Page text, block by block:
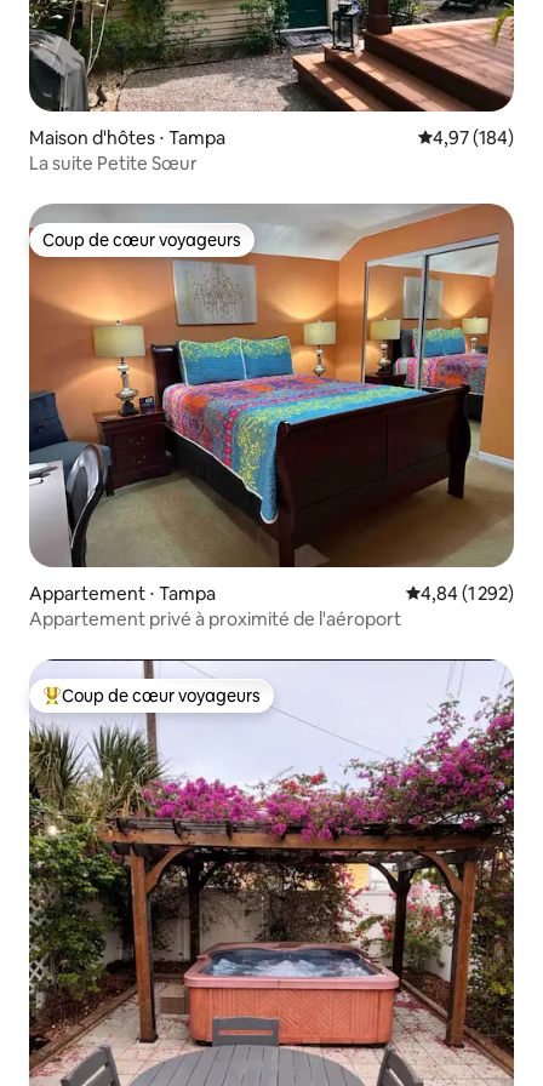
Maison d'hôtes ⋅ Tampa Évaluation
4,97 (184)
La suite Petite Sœur
Coup de cœur voyageurs
Coup de cœur voyageurs
Appartement ⋅ Tampa Évaluation
4,84 (1 292)
Appartement privé à proximité de l'aéroport
Coups de cœur voyageurs les plus appréciés
Coup de cœur voyageurs